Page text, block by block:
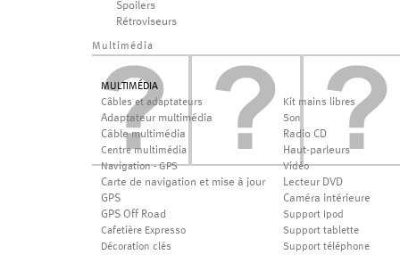
Spoilers
Rétroviseurs
Multimédia
MULTIMÉDIA
Câbles et adaptateurs
Adaptateur multimédia
Câble multimédia
Centre multimédia
Navigation - GPS
Carte de navigation et mise à jour
GPS
GPS Off Road
Cafetière Expresso
Décoration clés
Kit mains libres
Son
Radio CD
Haut-parleurs
Vidéo
Lecteur DVD
Caméra intérieure
Support Ipod
Support tablette
Support téléphone